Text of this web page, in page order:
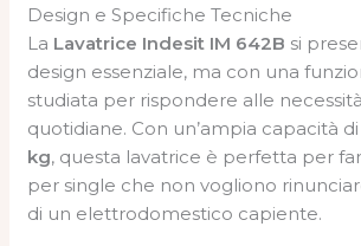
Design e Specifiche Tecniche
La Lavatrice Indesit IM 642B si
design essenziale, ma con una
studiata per rispondere alle
quotidiane. Con un’ampia capacità
kg, questa lavatrice è perfetta per
per single che non vogliono
di un elettrodomestico capiente.